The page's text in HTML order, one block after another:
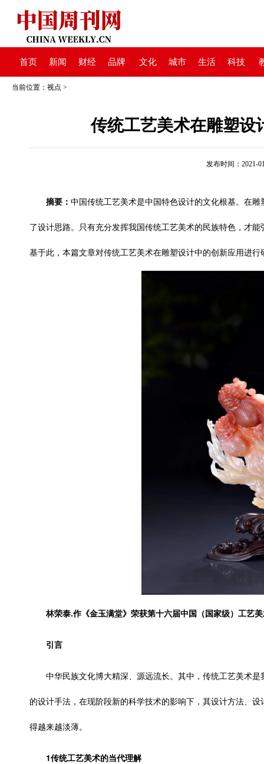
首页 新闻 财经 品牌 文化 城市 生活 科技
当前位置： 视点 >
传统工艺美术在雕塑
发布时间：2021-
摘要： 中国传统工艺美术是中国特色设计的文化根基。在
了设计思路。只有充分发挥我国传统工艺美术的民族特色，才
基于此，本篇文章对传统工艺美术在雕塑设计中的创新应用进行
林荣泰.作《金玉满堂》荣获第十六届中国（国家级）工艺
引言
中华民族文化博大精深、源远流长。其中，传统工艺美术
的设计手法，在现阶段新的科学技术的影响下，其设计方法、
得越来越淡薄。
1传统工艺美术的当代理解